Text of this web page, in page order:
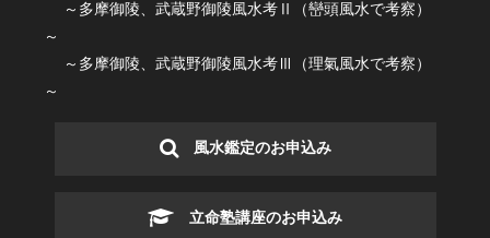
～多摩御陵、武蔵野御陵風水考Ⅱ（巒頭風水で考察）
～
～多摩御陵、武蔵野御陵風水考Ⅲ（理氣風水で考察）
～
風水鑑定のお申込み
立命塾講座のお申込み